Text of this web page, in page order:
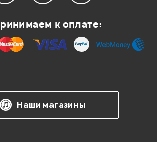
к оплате:
Наши магазины